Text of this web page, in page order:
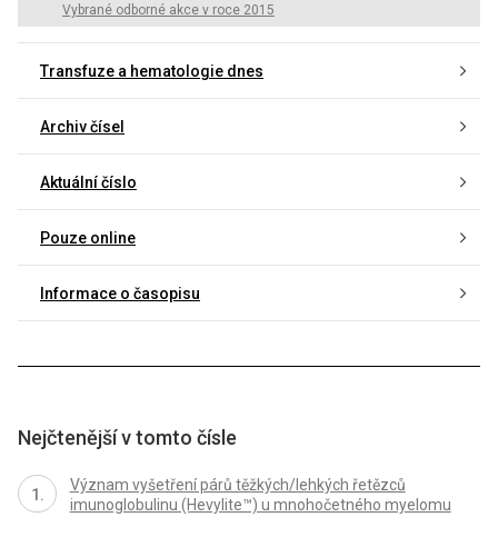
Vybrané odborné akce v roce 2015
Transfuze a hematologie dnes
Archiv čísel
Aktuální číslo
Pouze online
Informace o časopisu
Nejčtenější v tomto čísle
Význam vyšetření párů těžkých/lehkých řetězců
imunoglobulinu (Hevylite™) u mnohočetného myelomu